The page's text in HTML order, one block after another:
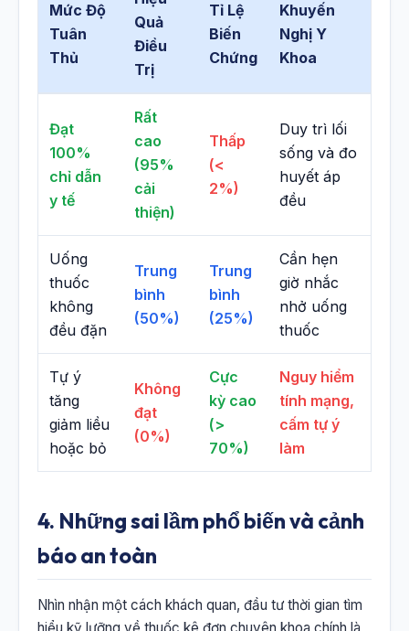
Mức Độ
Tuân
Thủ
Quả
Điều
Trị
Tỉ Lệ
Biến
Chứng
Khuyến
Nghị Y
Khoa
Đạt
100%
chỉ dẫn
y tế
Rất
cao
(95%
cải
thiện)
Thấp
(<
2%)
Duy trì lối
sống và đo
huyết áp
đều
Uống
thuốc
không
đều đặn
Trung
bình
(50%)
Trung
bình
(25%)
Cần hẹn
giờ nhắc
nhở uống
thuốc
Tự ý
tăng
giảm liều
hoặc bỏ
Không
đạt
(0%)
Cực
kỳ cao
(>
70%)
Nguy hiểm
tính mạng,
cấm tự ý
làm
4. Những sai lầm phổ biến và cảnh
báo an toàn
Nhìn nhận một cách khách quan, đầu tư thời gian tìm